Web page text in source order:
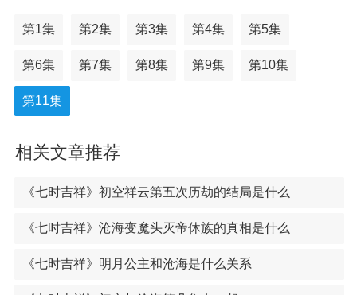
第1集 第2集 第3集 第4集 第5集
第6集 第7集 第8集 第9集 第10集
第11集
相关文章推荐
《七时吉祥》初空祥云第五次历劫的结局是什么
《七时吉祥》沧海变魔头灭帝休族的真相是什么
《七时吉祥》明月公主和沧海是什么关系